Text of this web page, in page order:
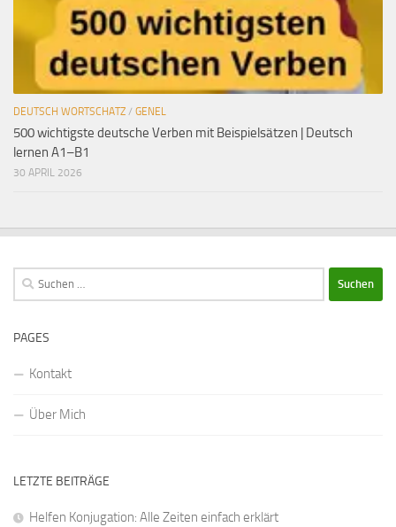
DEUTSCH WORTSCHATZ / GENEL
500 wichtigste deutsche Verben mit Beispielsätzen | Deutsch
lernen A1–B1
30 APRIL 2026
Suchen
nach:
PAGES
Kontakt
Über Mich
LETZTE BEITRÄGE
Helfen Konjugation: Alle Zeiten einfach erklärt